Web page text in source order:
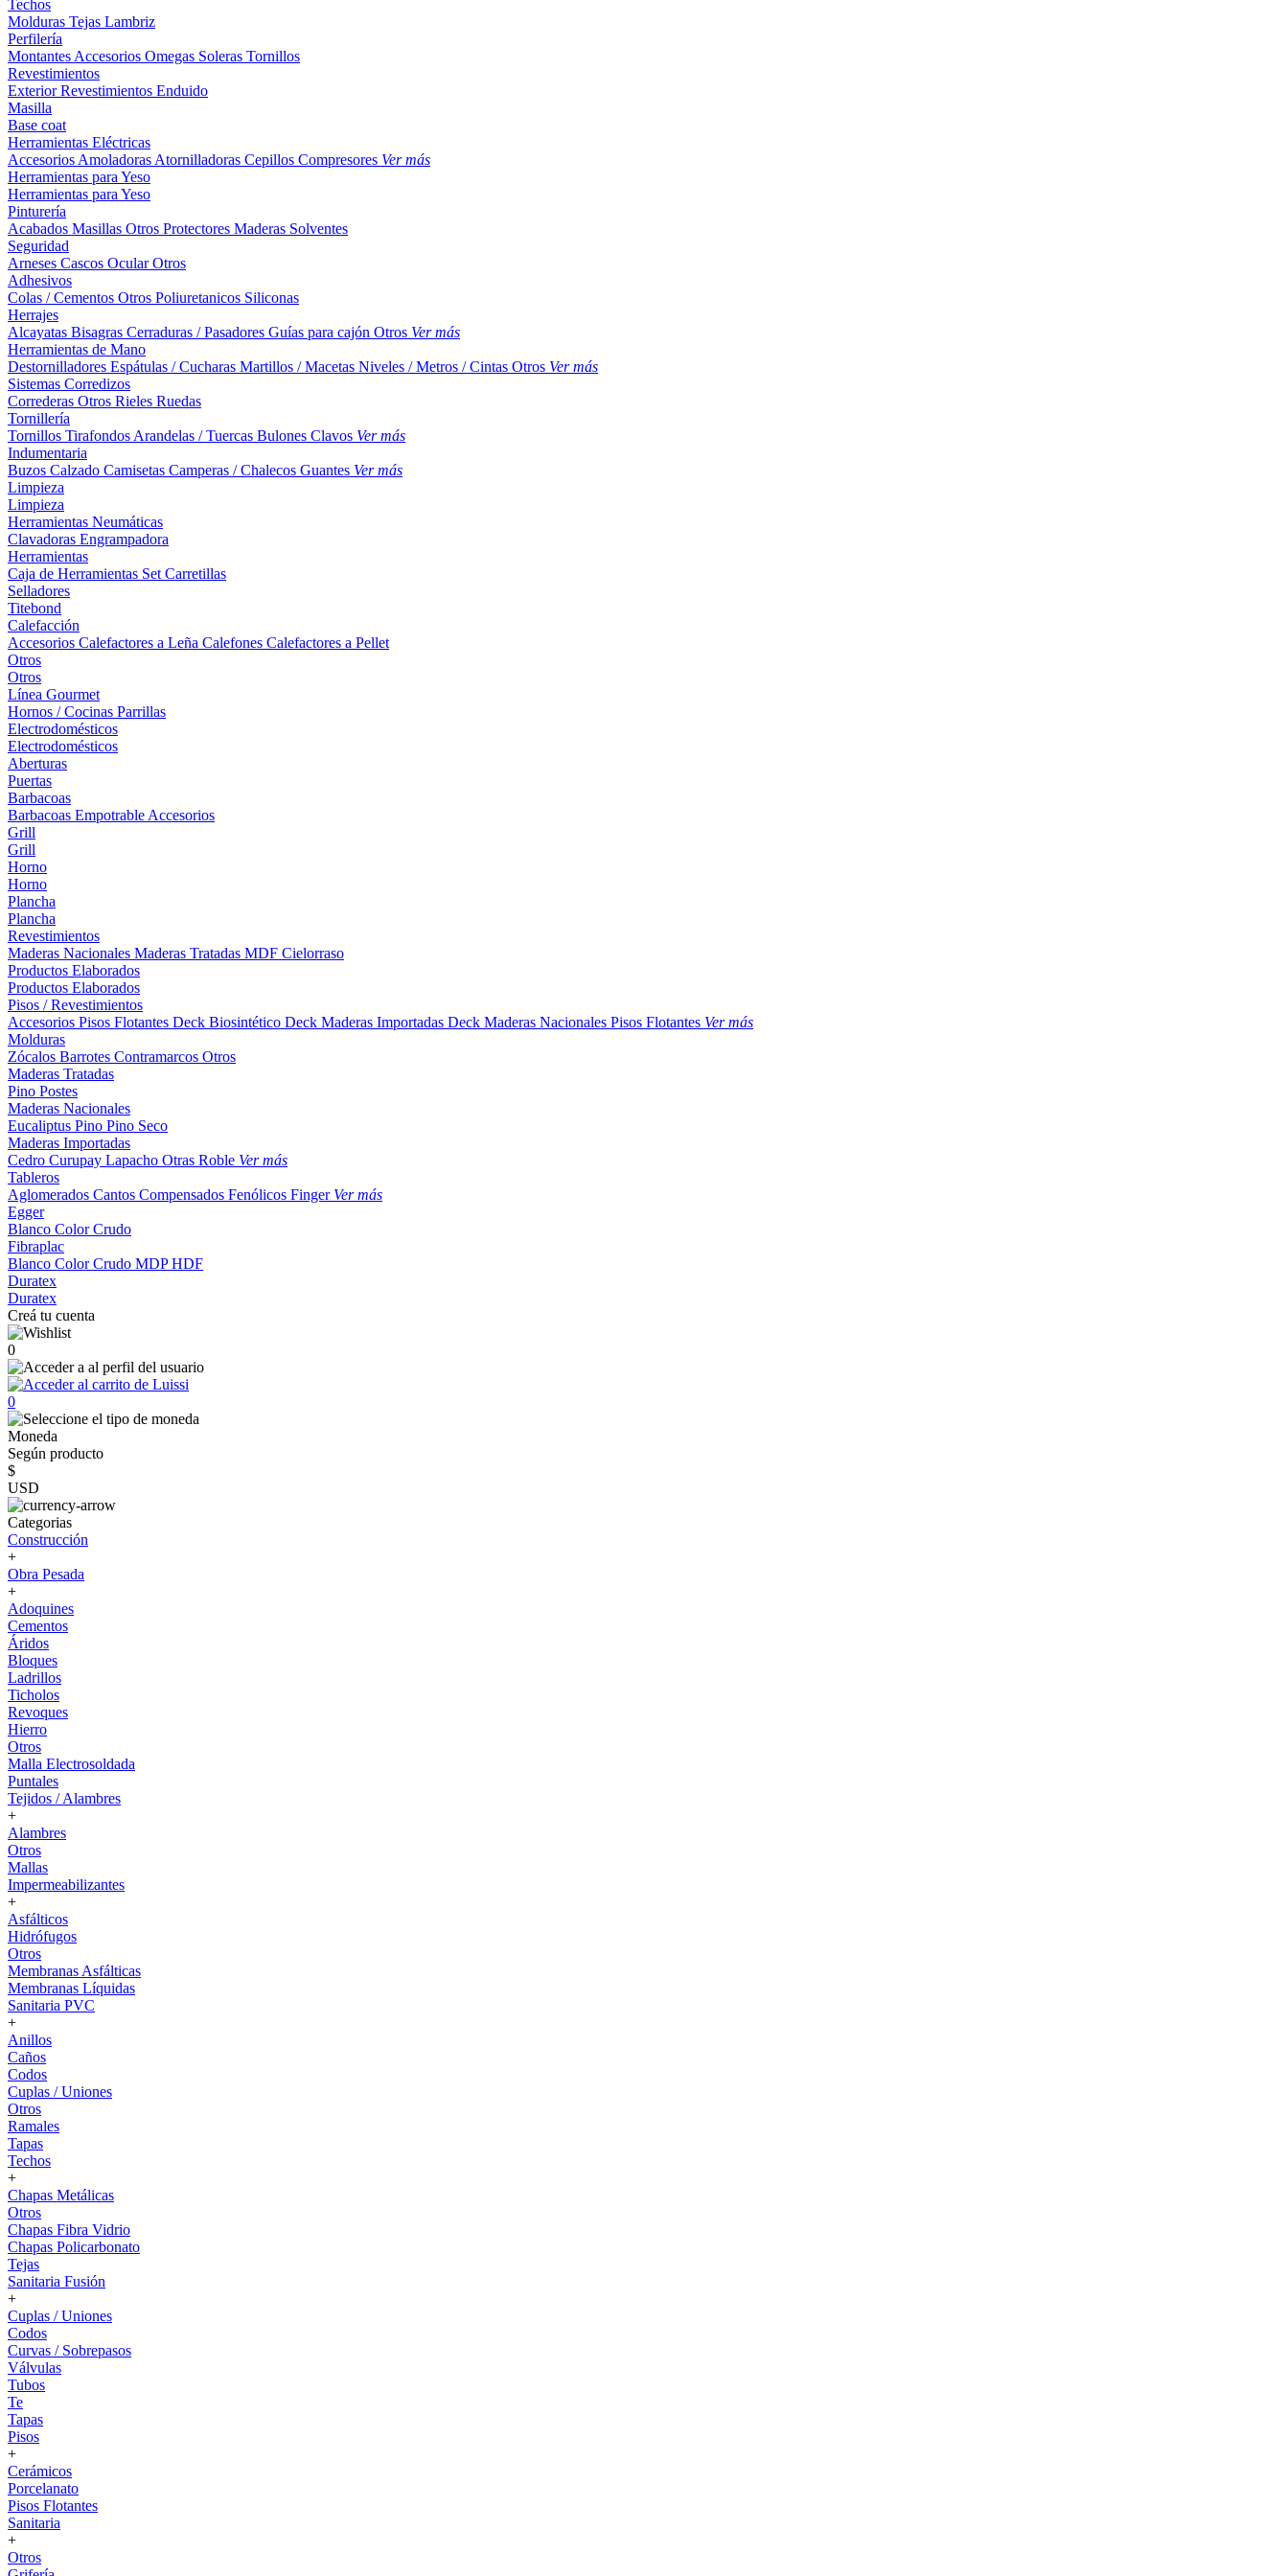
Techos
Molduras Tejas Lambriz
Perfilería
Montantes Accesorios Omegas Soleras Tornillos
Revestimientos
ExteriorRevestimientos Enduido
Masilla
Base coat
Herramientas Eléctricas
Accesorios Amoladoras Atornilladoras Cepillos Compresores Ver más
Herramientas para Yeso
Herramientas para Yeso
Pinturería
Acabados Masillas Otros Protectores Maderas Solventes
Seguridad
Arneses Cascos OcularOtros
Adhesivos
Colas / Cementos Otros Poliuretanicos Siliconas
Herrajes
Alcayatas Bisagras Cerraduras / Pasadores Guías para cajón Otros Ver más
Herramientas de Mano
Destornilladores Espátulas / Cucharas Martillos / Macetas Niveles / Metros / Cintas Otros Ver más
Sistemas Corredizos
Correderas Otros Rieles Ruedas
Tornillería
Tornillos Tirafondos Arandelas / Tuercas Bulones Clavos Ver más
Indumentaria
Buzos Calzado Camisetas Camperas / Chalecos Guantes Ver más
Limpieza
Limpieza
Herramientas Neumáticas
Clavadoras Engrampadora
Herramientas
Caja de Herramientas Set Carretillas
Selladores
Titebond
Calefacción
Accesorios Calefactores a Leña Calefones Calefactores a Pellet
Otros
Otros
Línea Gourmet
Hornos / Cocinas Parrillas
Electrodomésticos
Electrodomésticos
Aberturas
Puertas
Barbacoas
Barbacoas Empotrable Accesorios
Grill
Grill
Horno
Horno
Plancha
Plancha
Revestimientos
Maderas Nacionales Maderas Tratadas MDF Cielorraso
Productos Elaborados
Productos Elaborados
Pisos / Revestimientos
Accesorios Pisos Flotantes Deck Biosintético Deck Maderas Importadas Deck Maderas Nacionales Pisos Flotantes Ver más
Molduras
Zócalos Barrotes Contramarcos Otros
Maderas Tratadas
Pino Postes
Maderas Nacionales
Eucaliptus Pino Pino Seco
Maderas Importadas
Cedro Curupay Lapacho Otras Roble Ver más
Tableros
Aglomerados Cantos Compensados Fenólicos Finger Ver más
Egger
Blanco ColorCrudo
Fibraplac
Blanco ColorCrudo MDPHDF
Duratex
Duratex
Creá tu cuenta
0
0
Moneda
Según producto
$
USD
Categorias
Construcción
+
Obra Pesada
+
Adoquines
Cementos
Áridos
Bloques
Ladrillos
Ticholos
Revoques
Hierro
Otros
Malla Electrosoldada
Puntales
Tejidos / Alambres
+
Alambres
Otros
Mallas
Impermeabilizantes
+
Asfálticos
Hidrófugos
Otros
Membranas Asfálticas
Membranas Líquidas
Sanitaria PVC
+
Anillos
Caños
Codos
Cuplas / Uniones
Otros
Ramales
Tapas
Techos
+
Chapas Metálicas
Otros
Chapas Fibra Vidrio
Chapas Policarbonato
Tejas
Sanitaria Fusión
+
Cuplas / Uniones
Codos
Curvas / Sobrepasos
Válvulas
Tubos
Te
Tapas
Pisos
+
Cerámicos
Porcelanato
Pisos Flotantes
Sanitaria
+
Otros